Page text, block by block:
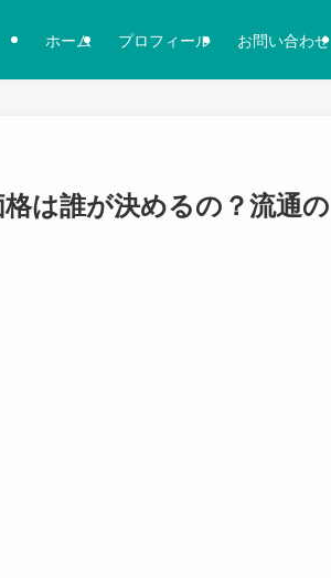
ホーム プロフィール お問い合わせ
は誰が決めるの？流通の